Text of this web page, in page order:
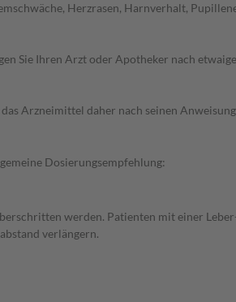
Herzrasen, Harnverhalt,
Sie Ihren Arzt oder Apotheker nach
Arzneimittel daher nach seinen
Dosierungsempfehlung:
werden. Patienten mit einer
verlängern.